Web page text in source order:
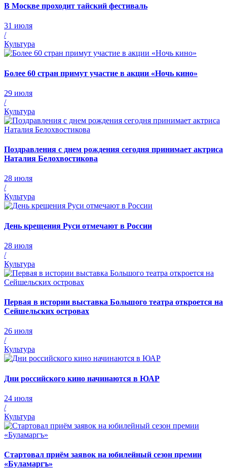
В Москве проходит тайский фестиваль
31 июля
/
Культура
Более 60 стран примут участие в акции «Ночь кино»
29 июля
/
Культура
Поздравления с днем рождения сегодня принимает актриса
Наталия Белохвостикова
28 июля
/
Культура
День крещения Руси отмечают в России
28 июля
/
Культура
Первая в истории выставка Большого театра откроется на
Сейшельских островах
26 июля
/
Культура
Дни российского кино начинаются в ЮАР
24 июля
/
Культура
Стартовал приём заявок на юбилейный сезон премии
«Буламаргъ»